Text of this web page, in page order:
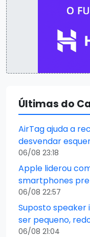
Últimas do
AirTag ajuda a
desvendar
06/08 23:18
Apple liderou
smartphones
06/08 22:57
Suposto
ser pequeno,
06/08 21:04